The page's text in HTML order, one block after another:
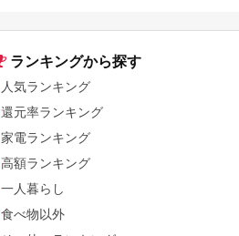
ランキングから探す
人気ランキング
還元率ランキング
家電ランキング
高額ランキング
一人暮らし
食べ物以外